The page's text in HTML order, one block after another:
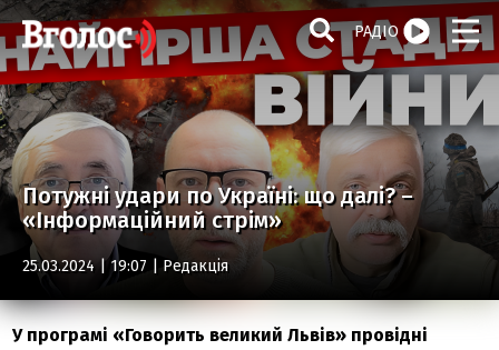
РАДІО
Потужні удари по Україні: що далі? –
«Інформаційний стрім»
25.03.2024 | 19:07 | Редакція
У програмі «Говорить великий Львів» провідні